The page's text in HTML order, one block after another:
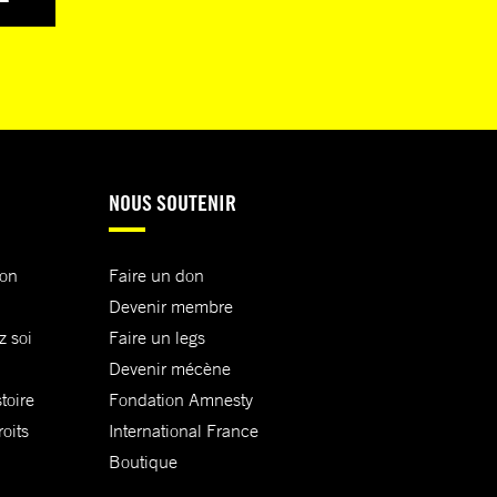
soi
NOUS SOUTENIR
Faire un don
Devenir membre
Faire un legs
Devenir mécène
Fondation Amnesty
International France
Boutique